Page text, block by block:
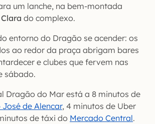
um lanche, na bem-montada
do complexo.
entorno do Dragão se acender: os
ao redor da praça abrigam bares
e clubes que fervem nas
sábado.
Dragão do Mar está a 8 minutos de
de Alencar, 4 minutos de Uber
de táxi do Mercado Central.